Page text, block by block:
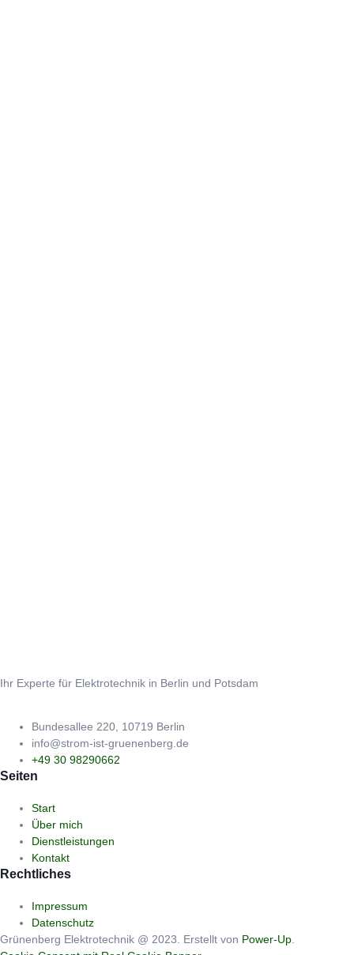
Ihr Experte für Elektrotechnik in Berlin und Potsdam
Bundesallee 220, 10719 Berlin
info@strom-ist-gruenenberg.de
+49 30 98290662
Seiten
Start
Über mich
Dienstleistungen
Kontakt
Rechtliches
Impressum
Datenschutz
Grünenberg Elektrotechnik @ 2023. Erstellt von Power-Up